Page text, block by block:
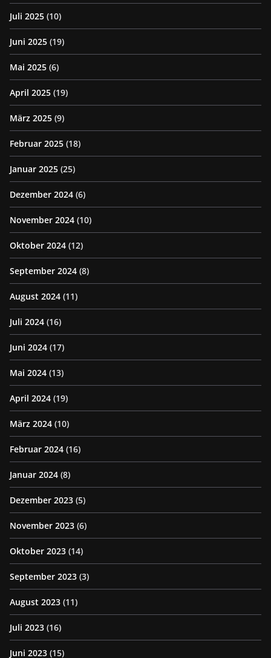
Juli 2025 (10)
Juni 2025 (19)
Mai 2025 (6)
April 2025 (19)
März 2025 (9)
Februar 2025 (18)
Januar 2025 (25)
Dezember 2024 (6)
November 2024 (10)
Oktober 2024 (12)
September 2024 (8)
August 2024 (11)
Juli 2024 (16)
Juni 2024 (17)
Mai 2024 (13)
April 2024 (19)
März 2024 (10)
Februar 2024 (16)
Januar 2024 (8)
Dezember 2023 (5)
November 2023 (6)
Oktober 2023 (14)
September 2023 (3)
August 2023 (11)
Juli 2023 (16)
Juni 2023 (15)